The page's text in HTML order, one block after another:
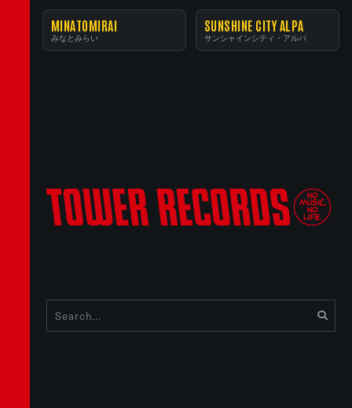
MINATOMIRAI
みなとみらい
SUNSHINE CITY ALPA
サンシャインシティ・アルパ